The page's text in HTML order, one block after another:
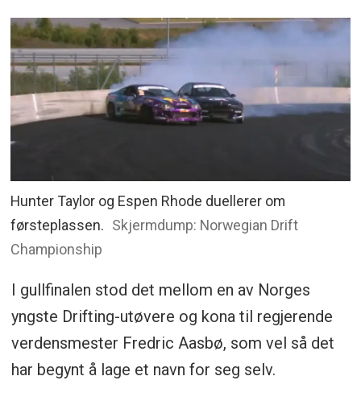
Hunter Taylor og Espen Rhode duellerer om
førsteplassen. Skjermdump: Norwegian Drift
Championship
I gullfinalen stod det mellom en av Norges
yngste Drifting-utøvere og kona til regjerende
verdensmester Fredric Aasbø, som vel så det
har begynt å lage et navn for seg selv.